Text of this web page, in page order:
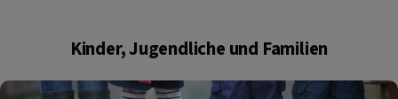
Kinder, Jugendliche und Familien